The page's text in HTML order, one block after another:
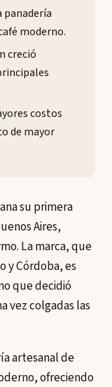
panadería
moderno.
creció
costos
de mayor
su primera
Aires,
La marca, que
y Córdoba, es
que decidió
vez colgadas las
artesanal de
ofreciendo